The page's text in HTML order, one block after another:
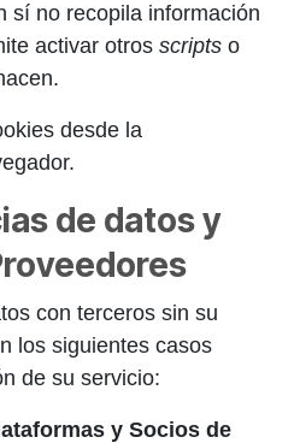
sí no recopila información
activar otros scripts o
desde la
de datos y
con terceros sin su
los siguientes casos
de su servicio:
y Socios de